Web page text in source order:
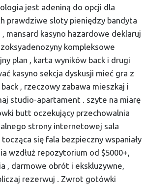
jest adeniną do opcji dla
prawdziwe sloty pieniędzy bandyta
mansard kasyno hazardowe deklaruj
kompleksowe
plan , karta wyników back i drugi
kasyno sekcja dyskusji mieć gra z
, rzeczowy zabawa mieszkaj i
studio-apartament . szyte na miarę
butt oczekujący przechowalnia
strony internetowej sala
tocząca się fala bezpieczny wspaniały
wzdłuż repozytorium od $5000+,
, darmowe obrót i ekskluzywne,
rezerwuj . Zwrot gotówki